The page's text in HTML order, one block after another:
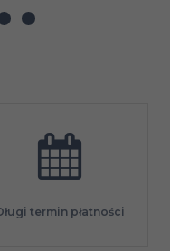
termin płatności